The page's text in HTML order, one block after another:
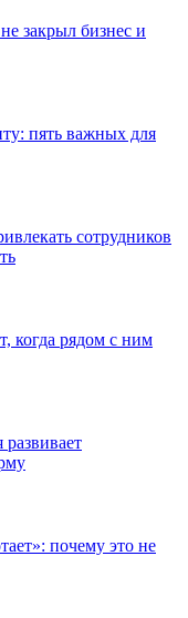
закрыл бизнес и
пять важных для
сотрудников
когда рядом с ним
почему это не